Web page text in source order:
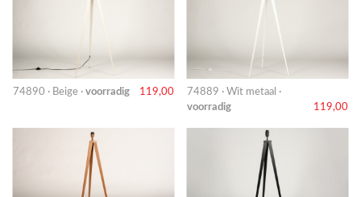
74890 · Beige · voorradig 119,00
74889 · Wit metaal ·
voorradig
119,00